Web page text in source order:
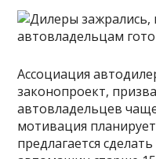
Ассоциация
законопроект,
автовладельцев
мотивация
предлагается